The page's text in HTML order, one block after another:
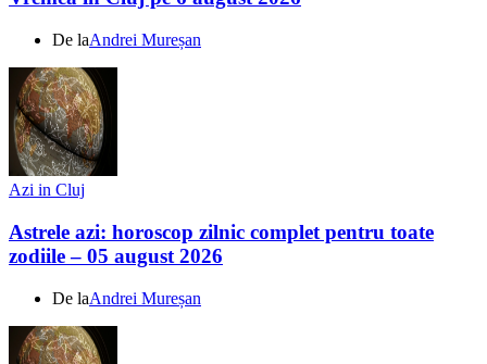
De laAndrei Mureșan
Azi in Cluj
Astrele azi: horoscop zilnic complet pentru toate
zodiile – 05 august 2026
De laAndrei Mureșan